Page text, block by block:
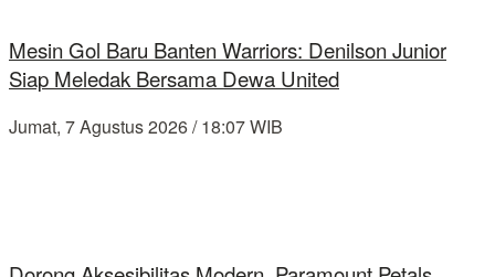
Mesin Gol Baru Banten Warriors: Denilson Junior
Siap Meledak Bersama Dewa United
Jumat, 7 Agustus 2026 / 18:07 WIB